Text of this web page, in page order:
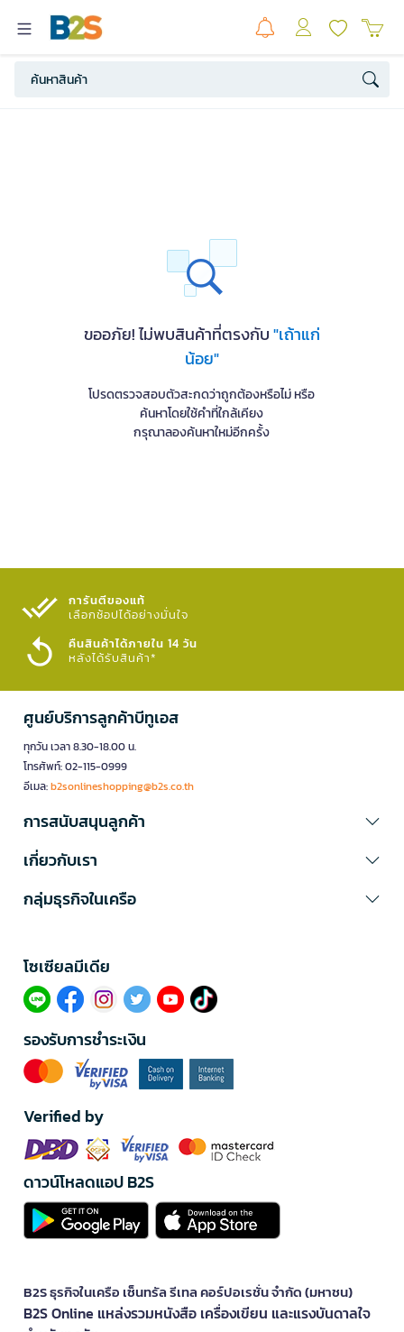
ขออภัย! ไม่พบสินค้าที่ตรงกับ"เถ้าแก่
น้อย"
โปรดตรวจสอบตัวสะกดว่าถูกต้องหรือไม่ หรือ
ค้นหาโดยใช้คำที่ใกล้เคียง
กรุณาลองค้นหาใหม่อีกครั้ง
การันตีของแท้
เลือกช้อปได้อย่างมั่นใจ​
คืนสินค้าได้ภายใน 14 วัน
หลังได้รับสินค้า*
ศูนย์บริการลูกค้าบีทูเอส
ทุกวัน เวลา 8.30-18.00 น.
โทรศัพท์: 02-115-0999
อีเมล:b2sonlineshopping@b2s.co.th
การสนับสนุนลูกค้า
เกี่ยวกับเรา
กลุ่มธุรกิจในเครือ
โซเซียลมีเดีย​
รองรับการชำระเงิน
Verified by
ดาวน์โหลดแอป B2S
B2S ธุรกิจในเครือ เซ็นทรัล รีเทล คอร์ปอเรชั่น จำกัด (มหาชน)
B2S Online แหล่งรวมหนังสือ เครื่องเขียน และแรงบันดาลใจ